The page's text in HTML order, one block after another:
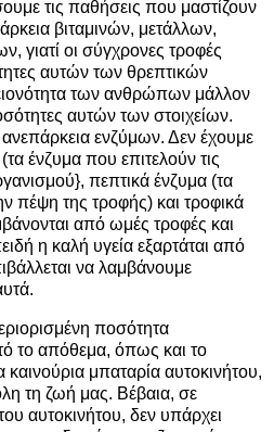
τις παθήσεις που μαστίζουν
βιταμινών, μετάλλων,
γιατί οι σύγχρονες τροφές
αυτών των θρεπτικών
των ανθρώπων μάλλον
αυτών των στοιχείων.
ενζύμων. Δεν έχουμε
ένζυμα που επιτελούν τις
πεπτικά ένζυμα (τα
πέψη της τροφής) και τροφικά
από ωμές τροφές και
η καλή υγεία εξαρτάται από
να λαμβάνουμε
ποσότητα
το απόθεμα, όπως και το
μπαταρία αυτοκινήτου,
τη ζωή μας. Βέβαια, σε
αυτοκινήτου, δεν υπάρχει